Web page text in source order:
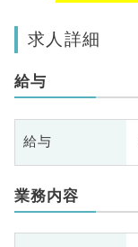
求人詳細
給与
給与
業務内容